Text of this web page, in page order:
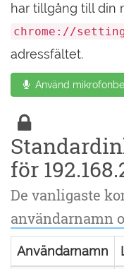
har tillgång till din
chrome://
adressfältet.
Använd
för
De vanligaste
användarnamn
Användarnamn